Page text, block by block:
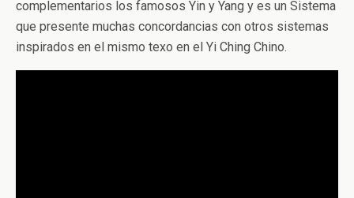
complementarios los famosos Yin y Yang y es un Sistema
que presente muchas concordancias con otros sistemas
inspirados en el mismo texo en el Yi Ching Chino.